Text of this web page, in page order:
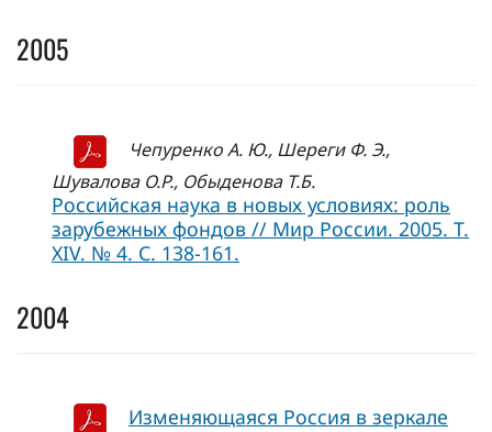
2005
Чепуренко А. Ю., Шереги Ф. Э.,
Шувалова О.Р., Обыденова Т.Б.
Российская наука в новых условиях: роль
зарубежных фондов // Мир России. 2005. Т.
XIV. № 4. С. 138-161.
2004
Изменяющаяся Россия в зеркале